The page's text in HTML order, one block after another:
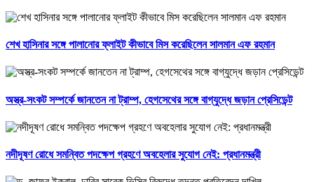
শেখ হাসিনার সঙ্গে পালানোর ফ্লাইট কীভাবে মিস করেছিলেন সালমান এফ রহমান
অস্ত্র-সংকট সম্পর্কে জানতেন না ট্রাম্প, হেগসেথের সঙ্গে বাগ্‌যুদ্ধে জড়ান প্রেসিডেন্ট
নদীদূষণ রোধে সমন্বিত পদক্ষেপ গ্রহণে অবহেলার সুযোগ নেই: প্রধানমন্ত্রী